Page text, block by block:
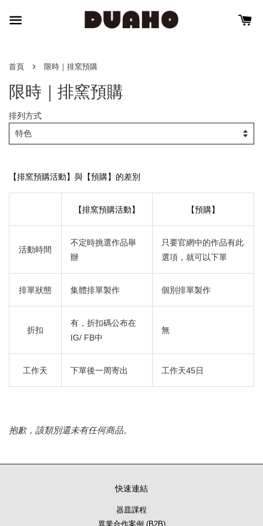
首頁 › 限時｜排窯預購
限時｜排窯預購
排列方式
【排窯預購活動】與【預購】的差別
【排窯預購活動】 【預購】
活動時間
不定時挑選作品舉
辦
只要官網中的作品有此
選項，就可以下單
排單狀態 集體排單製作 個別排單製作
折扣
有，折扣碼公布在
IG/ FB中
無
工作天 下單後一周寄出 工作天45日
抱歉，該類別還未有任何商品。
快速連結
器皿課程
異業合作案例 (B2B)